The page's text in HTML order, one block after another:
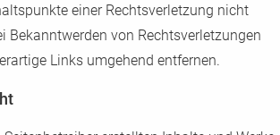
einer Rechtsverletzung nicht
Bekanntwerden von Rechtsverletzungen
Links umgehend entfernen.